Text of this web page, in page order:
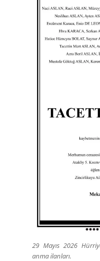
29 Mayıs 2026
anma ilanları.